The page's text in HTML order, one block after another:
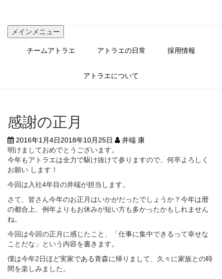
メインメニュー
チームアトラエ アトラエの日常 採用情報
アトラエについて
感謝の正月
2016年1月4日2018年10月25日
井端 康
明けましておめでとうございます。
今年もアトラエは全力で駆け抜けて参りますので、何卒よろしく
お願い します！
今回は入社4年目の井端が担当します。
さて、皆さん今年のお正月はいかがだったでしょうか？今年は暦
の都合上、例年よりもお休みが短い方も多かったかもしれません
ね。
今回は今回の正月に感じたこと、「仕事に集中できるって幸せな
ことだな」という内容を書きます。
僕は今年2日ほど実家である青森に帰りまして、久々に家族との時
間を楽しみました。